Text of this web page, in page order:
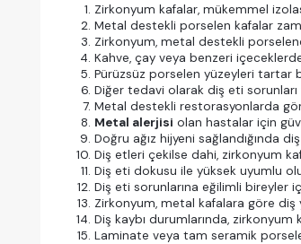
Zirkonyum kafalar, mükemmel
Metal destekli porselen kafalar
Zirkonyum, metal destekli
Kahve, çay veya benzeri
Pürüzsüz porselen yüzeyleri tartar
Diğer tedavi olarak diş eti
Metal destekli restorasyonlarda
Metal alerjisi olan hastalar için
Doğru ağız hijyeni sağlandığında
Diş etleri çekilse dahi, zirkonyum
Diş eti dokusu ile yüksek uyumlu
Diş eti sorunlarına eğilimli bireyler
Zirkonyum, metal kafalara göre diş
Diş kaybı durumlarında,
Laminate veya tam seramik